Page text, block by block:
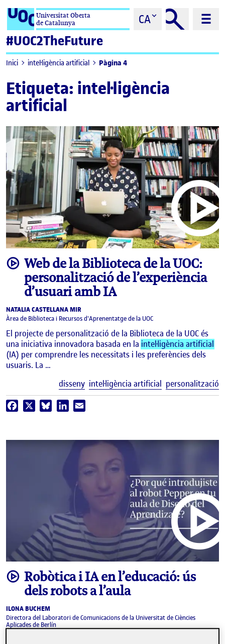
Saltar al contingutUniversitat Oberta
de Catalunya
CA
#UOC2TheFuture
Inici intel·ligència artificial Pàgina 4
Etiqueta: intel·ligència
artificial
videoWeb de la Biblioteca de la UOC:
personalització de l’experiència
d’usuari amb IA
NATALIA CASTELLANA MIR
Àrea de Biblioteca i Recursos d'Aprenentatge de la UOC
El projecte de personalització de la Biblioteca de la UOC és
una iniciativa innovadora basada en la intel·ligència artificial
(IA) per comprendre les necessitats i les preferències dels
usuaris. La …
disseny intel·ligència artificial personalització
Facebook BlueskyLinkedIn
videoRobòtica i IA en l’educació: ús
dels robots a l’aula
ILONA BUCHEM
Directora del Laboratori de Comunicacions de la Universitat de Ciències
Aplicades de Berlín